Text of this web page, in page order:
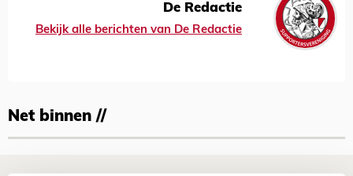
De Redactie
Bekijk alle berichten van De Redactie
Net binnen //